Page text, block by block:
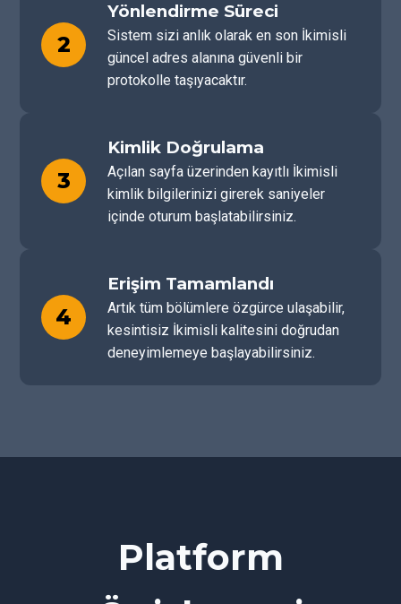
2
Yönlendirme Süreci
Sistem sizi anlık olarak en son İkimisli
güncel adres alanına güvenli bir
protokolle taşıyacaktır.
3
Kimlik Doğrulama
Açılan sayfa üzerinden kayıtlı İkimisli
kimlik bilgilerinizi girerek saniyeler
içinde oturum başlatabilirsiniz.
4
Erişim Tamamlandı
Artık tüm bölümlere özgürce ulaşabilir,
kesintisiz İkimisli kalitesini doğrudan
deneyimlemeye başlayabilirsiniz.
Platform